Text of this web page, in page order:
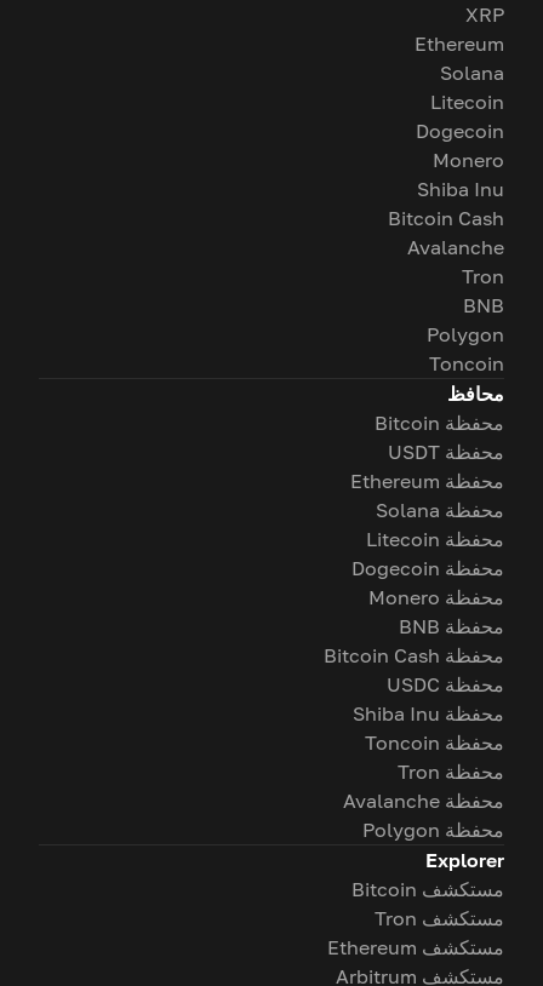
XRP
Ethereum
Solana
Litecoin
Dogecoin
Monero
Shiba Inu
Bitcoin Cash
Avalanche
Tron
BNB
Polygon
Toncoin
محافظ
محفظة Bitcoin
محفظة USDT
محفظة Ethereum
محفظة Solana
محفظة Litecoin
محفظة Dogecoin
محفظة Monero
محفظة BNB
محفظة Bitcoin Cash
محفظة USDC
محفظة Shiba Inu
محفظة Toncoin
محفظة Tron
محفظة Avalanche
محفظة Polygon
Explorer
مستكشف Bitcoin
مستكشف Tron
مستكشف Ethereum
مستكشف Arbitrum